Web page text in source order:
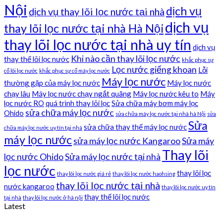
Nội dịch vụ thay lõi lọc nước tại nhà dịch vụ
thay lõi lọc nước tại nhà Hà Nộidịch vụ
thay lõi lọc nước tại nhà uy tín dịch vụ
thay thế lõi lọc nước Khi nào cần thay lõi lọc nước khắc phục sự
cố lõi lọc nước khắc phục sự cố máy lọc nước Lọc nước giếng khoan Lỗi
thường gặp của máy lọc nước Máy lọc nước Máy lọc nước
chạy lâu Máy lọc nước chạy ngắt quãng Máy lọc nước kêu to Máy
lọc nước RO quá trình thay lõi lọcSửa chữa máy bơm máy lọc
Ohido sửa chữa máy lọc nước sửa chữa máy lọc nước tại nhà hà Nội sửa
chữa máy lọc nước uy tín tại nhà sửa chữa thay thế máy lọc nướcSửa
máy lọc nướcsửa máy lọc nước KangarooSửa máy
lọc nước OhidoSửa máy lọc nước tại nhà Thay lõi
lọc nước thay lõi lọc nước giá rẻ thay lõi lọc nước haohsing thay lõi lọc
nước kangaroo thay lõi lọc nước tại nhà thay lõi lọc nước uy tín
tại nhà thay lõi lọc nước ở hà nội thay thế lõi lọc nước
Latest